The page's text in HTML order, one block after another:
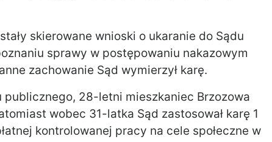
skierowane wnioski o ukaranie do Sądu
sprawy w postępowaniu nakazowym
zachowanie Sąd wymierzył karę.
publicznego, 28-letni mieszkaniec Brzozowa
wobec 31-latka Sąd zastosował karę 1
kontrolowanej pracy na cele społeczne w